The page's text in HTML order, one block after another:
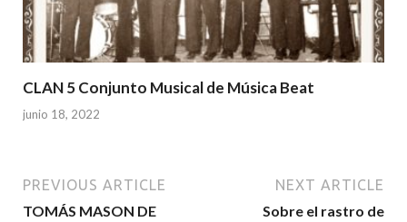
CLAN 5 Conjunto Musical de Música Beat
junio 18, 2022
PREVIOUS ARTICLE
TOMÁS MASON DE
NEXT ARTICLE
Sobre el rastro de